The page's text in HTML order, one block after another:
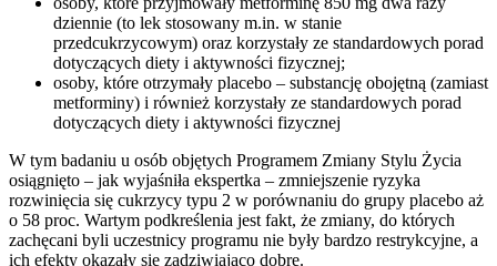
dziennie (to lek stosowany m.in. w stanie
przedcukrzycowym) oraz korzystały ze standardowych porad
dotyczących diety i aktywności fizycznej;
osoby, które otrzymały placebo – substancję obojętną (zamiast
metforminy) i również korzystały ze standardowych porad
dotyczących diety i aktywności fizycznej
W tym badaniu u osób objętych Programem Zmiany Stylu Życia
osiągnięto – jak wyjaśniła ekspertka – zmniejszenie ryzyka
rozwinięcia się cukrzycy typu 2 w porównaniu do grupy placebo aż
o 58 proc. Wartym podkreślenia jest fakt, że zmiany, do których
zachęcani byli uczestnicy programu nie były bardzo restrykcyjne, a
ich efekty okazały się zadziwiająco dobre.